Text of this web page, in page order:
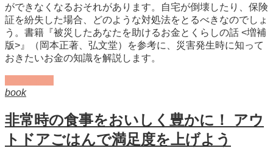
ができなくなるおそれがあります。自宅が倒壊したり、保険
証を紛失した場合、どのような対処法をとるべきなのでしょ
う。書籍『被災したあなたを助けるお金とくらしの話 <増補
版>』（岡本正著、弘文堂）を参考に、災害発生時に知って
おきたいお金の知識を解説します。
book
非常時の食事をおいしく豊かに！ アウ
トドアごはんで満足度を上げよう